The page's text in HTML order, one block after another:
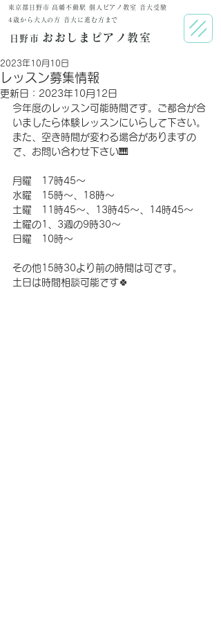
日野市 おおしまピアノ教室
東京都日野市 高幡不動駅 個人ピアノ教室 音大受験
​4歳から大人の方 音大に進む方まで
レッスン募集情報
2023年10月10日
更新日： 2023年10月12日
今年度のレッスン可能時間です。ご都合が合
いましたら体験レッスンにいらして下さい。
また、空き時間が変わる場合がありますの
で、お問い合わせ下さい🎹
月曜　17時45〜
水曜　15時〜、18時〜
土曜　11時45〜、13時45〜、14時45〜
土曜の1、3週の9時30〜
日曜　10時〜
その他15時30より前の時間は可です。
土日は時間相談可能です🍀